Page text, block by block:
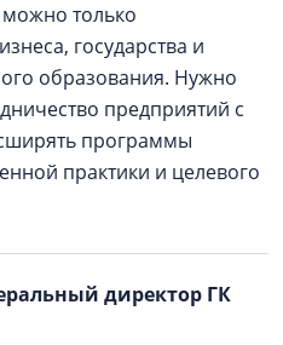
только
государства и
образования. Нужно
предприятий с
программы
практики и целевого
директор ГК